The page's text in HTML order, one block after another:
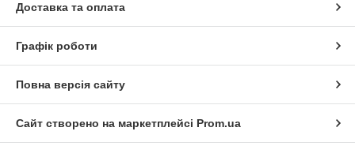
Доставка та оплата
Графік роботи
Повна версія сайту
Сайт створено на маркетплейсі Prom.ua